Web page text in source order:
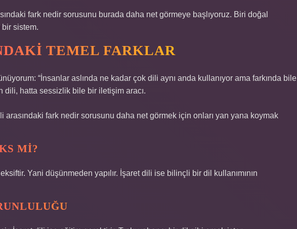
fark nedir sorusunu burada daha net görmeye başlıyoruz. Biri doğal
sistem.
TEMEL FARKLAR
“İnsanlar aslında ne kadar çok dili aynı anda kullanıyor ama farkında bile
dili, hatta sessizlik bile bir iletişim aracı.
arasındaki fark nedir sorusunu daha net görmek için onları yan yana koymak
MI?
Yani düşünmeden yapılır. İşaret dili ise bilinçli bir dil kullanımının